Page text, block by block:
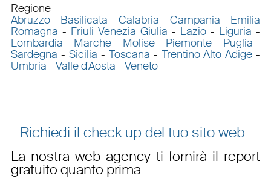
Regione
Abruzzo- Basilicata - Calabria - Campania - Emilia
Romagna - Friuli Venezia Giulia - Lazio - Liguria -
Lombardia - Marche - Molise- Piemonte - Puglia -
Sardegna - Sicilia - Toscana - Trentino Alto Adige -
Umbria - Valle d'Aosta - Veneto
Richiedi il check up del tuo sito web
La nostra web agency ti fornirà il report
gratuito quanto prima